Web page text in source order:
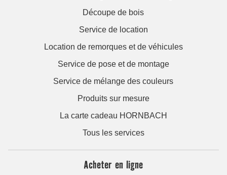
Découpe de bois
Service de location
Location de remorques et de véhicules
Service de pose et de montage
Service de mélange des couleurs
Produits sur mesure
La carte cadeau HORNBACH
Tous les services
Acheter en ligne